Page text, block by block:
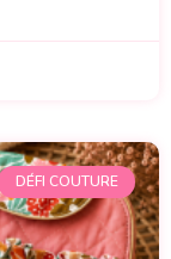
DÉFI COUTURE